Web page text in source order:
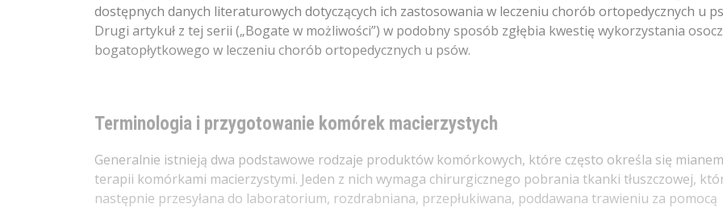
dostępnych danych literaturowych dotyczących ich zastosowania w leczeniu chorób ortopedycznych u
Drugi artykuł z tej serii („Bogate w możliwości”) w podobny sposób zgłębia kwestię wykorzystania
bogatopłytkowego w leczeniu chorób ortopedycznych u psów.
Terminologia i przygotowanie komórek macierzystych
Generalnie istnieją dwa podstawowe rodzaje produktów komórkowych, które często określa się mianem
terapii komórkami macierzystymi. Jeden z nich wymaga chirurgicznego pobrania tkanki tłuszczowej,
następnie przesyłana do laboratorium, rozdrabniana, przepłukiwana, poddawana trawieniu za pomocą